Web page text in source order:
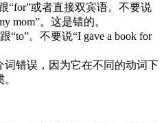
“for”或者直接双宾语。不要说
mom”。这是错的。
“to”。不要说“I gave a book for
词错误，因为它在不同的动词下